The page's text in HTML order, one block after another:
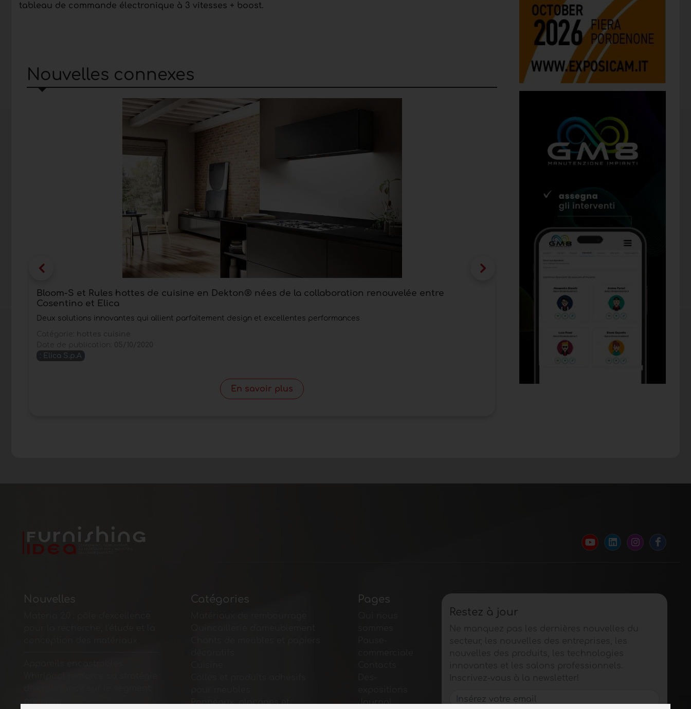
tableau de commande électronique à 3 vitesses + boost.
Nouvelles connexes
Bloom-S et Rules hottes de cuisine en Dekton® nées de la collaboration renouvelée entre
Cosentino et Elica
Deux solutions innovantes qui allient parfaitement design et excellentes performances
: Elica S.p.A
En savoir plus
Deux cagoules Falmec au premier
Les hottes de cuisine font partie de la
Date de publication:
25/02/2020
Falmec S.p.A.
Nouvelles Catégories
Panneaux, placages et
Pages
Journal
Restez à jour